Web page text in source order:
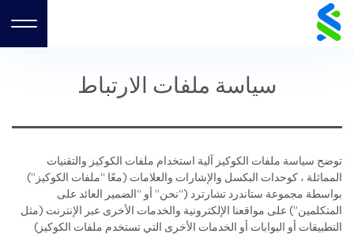
Skip
content
سياسة ملفات الارتباط
توضح سياسة ملفات الكوكيز آلية استخدام ملفات الكوكيز والتقنيات
المماثلة ، كوحدات البكسل والإشارات والعلامات (معًا “ملفات الكوكيز”)
بواسطة مجموعة ستاندرد تشارترد (“نحن” أو “الضمير العائد على
المتكلمين”) على مواقعنا الإلكترونية والخدمات الأخرى عبر الإنترنت (مثل
التطبيقات أو البوابات أو الخدمات الأخرى التي تستخدم ملفات الكوكيز)